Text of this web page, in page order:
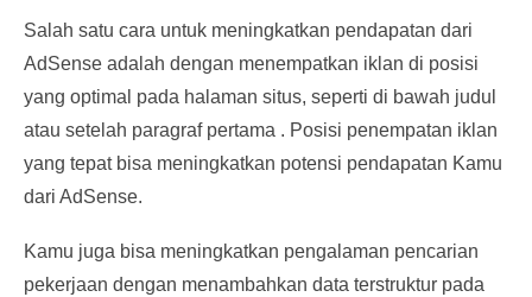
Salah satu cara untuk meningkatkan pendapatan dari
AdSense adalah dengan menempatkan iklan di posisi
yang optimal pada halaman situs, seperti di bawah judul
atau setelah paragraf pertama . Posisi penempatan iklan
yang tepat bisa meningkatkan potensi pendapatan Kamu
dari AdSense.
Kamu juga bisa meningkatkan pengalaman pencarian
pekerjaan dengan menambahkan data terstruktur pada